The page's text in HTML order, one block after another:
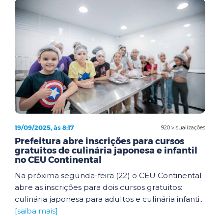
920 visualizações
19/09/2025, às 8:17
Prefeitura abre inscrições para cursos
gratuitos de culinária japonesa e infantil
no CEU Continental
Na próxima segunda-feira (22) o CEU Continental
abre as inscrições para dois cursos gratuitos:
culinária japonesa para adultos e culinária infanti...
[saiba mais]